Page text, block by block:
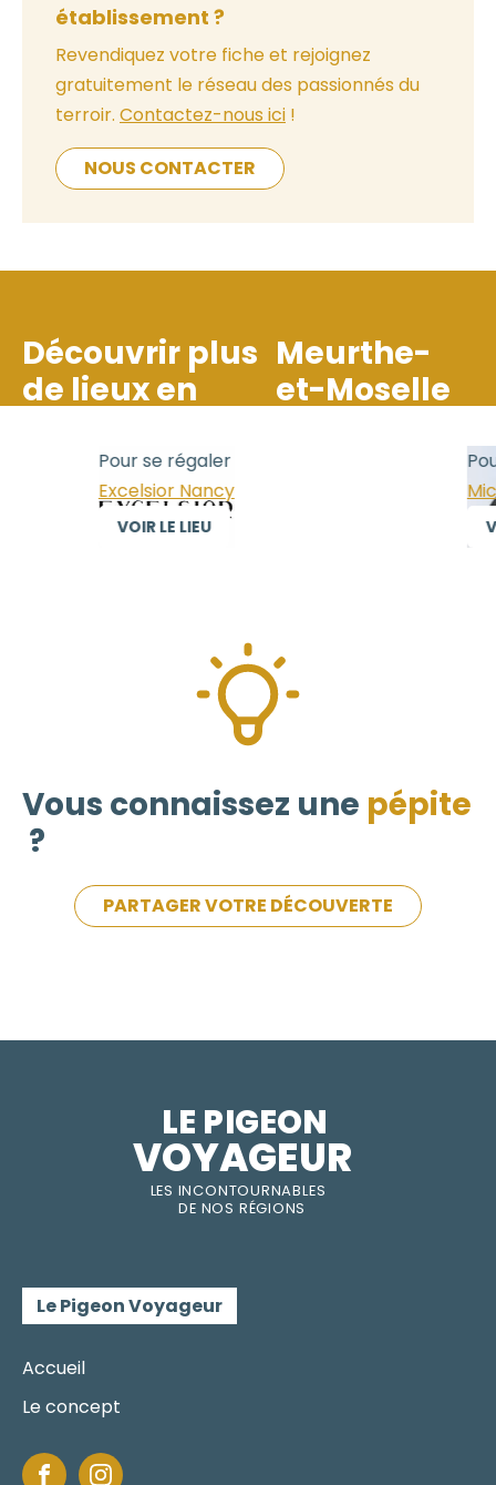
établissement ?
Revendiquez votre fiche et rejoignez
gratuitement le réseau des passionnés du
terroir. Contactez-nous ici !
NOUS CONTACTER
Découvrir plus
de lieux en
Meurthe-
et-Moselle
Pour se régaler
Excelsior Nancy
VOIR LE LIEU
Vous connaissez une pépite
?
PARTAGER VOTRE DÉCOUVERTE
LES INCONTOURNABLES
DE NOS RÉGIONS
LE PIGEON
VOYAGEUR
Le Pigeon Voyageur
Accueil
Le concept